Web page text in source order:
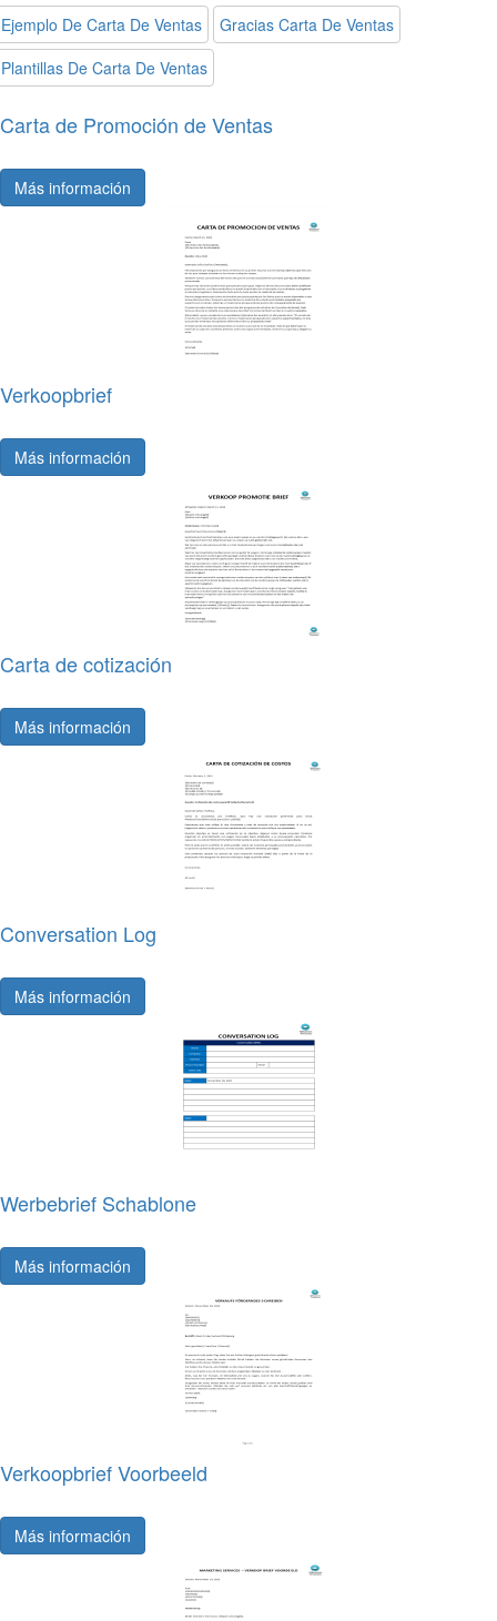
Ejemplo De Carta De Ventas
Gracias Carta De Ventas
Plantillas De Carta De Ventas
Carta de Promoción de Ventas
Más información
Verkoopbrief
Más información
Carta de cotización
Más información
Conversation Log
Más información
Werbebrief Schablone
Más información
Verkoopbrief Voorbeeld
Más información